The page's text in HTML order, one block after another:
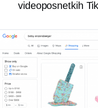
videoposnetkih